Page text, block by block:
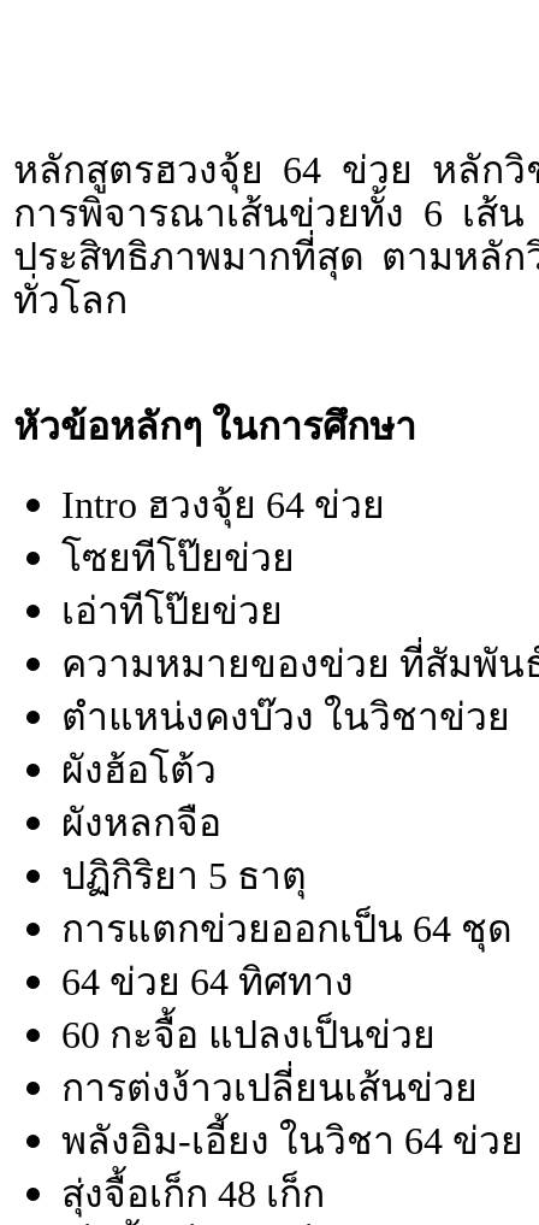
หลักสูตรฮวงจุ้ย 64 ข่วย หลัก
การพิจารณาเส้นข่วยทั้ง 6 เส้
ประสิทธิภาพมากที่สุด ตามหลั
ทั่วโลก
หัวข้อหลักๆ ในการศึกษา
Intro ฮวงจุ้ย 64 ข่วย
โซยทีโป๊ยข่วย
เอ่าทีโป๊ยข่วย
ความหมายของข่วย ที่สัมพัน
ตำแหน่งคงบ๊วง ในวิชาข่วย
ผังฮ้อโต้ว
ผังหลกจือ
ปฏิกิริยา 5 ธาตุ
การแตกข่วยออกเป็น 64 ชุด
64 ข่วย 64 ทิศทาง
60 กะจื้อ แปลงเป็นข่วย
การต่งง้าวเปลี่ยนเส้นข่วย
พลังอิม-เอี้ยง ในวิชา 64 ข่วย
สุ่งจื้อเก็ก 48 เก็ก